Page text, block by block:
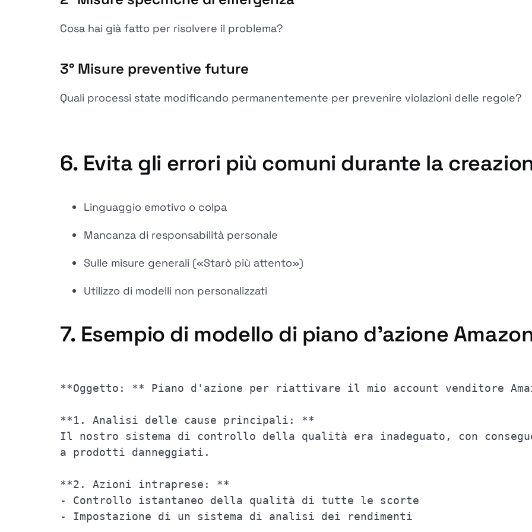
Cosa hai già fatto per risolvere il problema?
3° Misure preventive future
Quali processi state modificando permanentemente per prevenire violazioni delle regole?
6. Evita gli errori più comuni durante la
Linguaggio emotivo o colpa
Mancanza di responsabilità personale
Sulle misure generali («Starò più attento»)
Utilizzo di modelli non personalizzati
7. Esempio di modello di piano d'azione
**Oggetto: ** Piano d'azione per riattivare il mio account venditore
**1. Analisi delle cause principali: **
Il nostro sistema di controllo della qualità era inadeguato, con
a prodotti danneggiati.
**2. Azioni intraprese: **
- Controllo istantaneo della qualità di tutte le scorte
- Impostazione di un sistema di analisi dei rendimenti